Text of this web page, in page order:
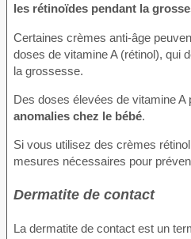
les rétinoïdes pendant la
Certaines crèmes anti-âge
doses de vitamine A (rétinol), qui
la grossesse.
Des doses élevées de vitamine A
anomalies chez le bébé.
Si vous utilisez des crèmes
mesures nécessaires pour
Dermatite de contact
La dermatite de contact est un